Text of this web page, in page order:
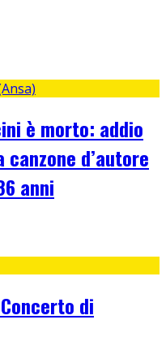
è morto: addio
d’autore
anni
Concerto di